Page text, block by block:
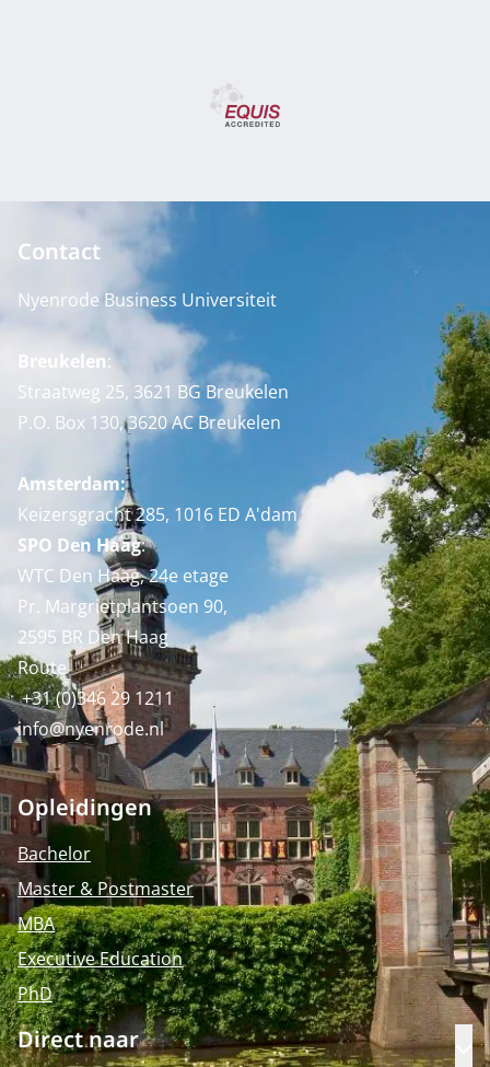
Contact
Nyenrode Business Universiteit
Breukelen:
Straatweg 25, 3621 BG Breukelen
P.O. Box 130, 3620 AC Breukelen
Amsterdam:
Keizersgracht 285, 1016 ED A'dam
SPO Den Haag:
WTC Den Haag, 24e etage
Pr. Margrietplantsoen 90,
2595 BR Den Haag
Route
+31 (0)346 29 1211
info@nyenrode.nl
Opleidingen
Bachelor
Master & Postmaster
MBA
Executive Education
PhD
Direct naar